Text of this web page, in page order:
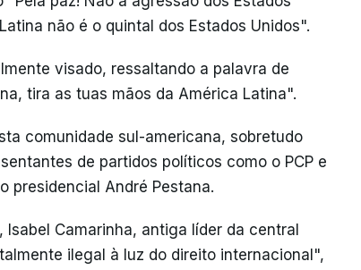
não é o quintal dos Estados Unidos".
visado, ressaltando a palavra de
tira as tuas mãos da América Latina".
comunidade sul-americana, sobretudo
de partidos políticos como o PCP e
presidencial André Pestana.
Camarinha, antiga líder da central
ilegal à luz do direito internacional",